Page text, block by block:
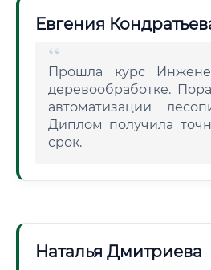
Евгения
Прошла курс
деревообработке.
автоматизации
Диплом получила
срок.
Наталья Дмитриева